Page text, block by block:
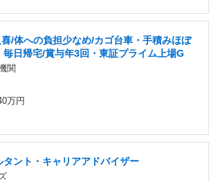
/体への負担少なめ/カゴ台車・手積みほぼ
日帰宅/賞与年3回・東証プライム上場G
関
万円
タント・キャリアアドバイザー